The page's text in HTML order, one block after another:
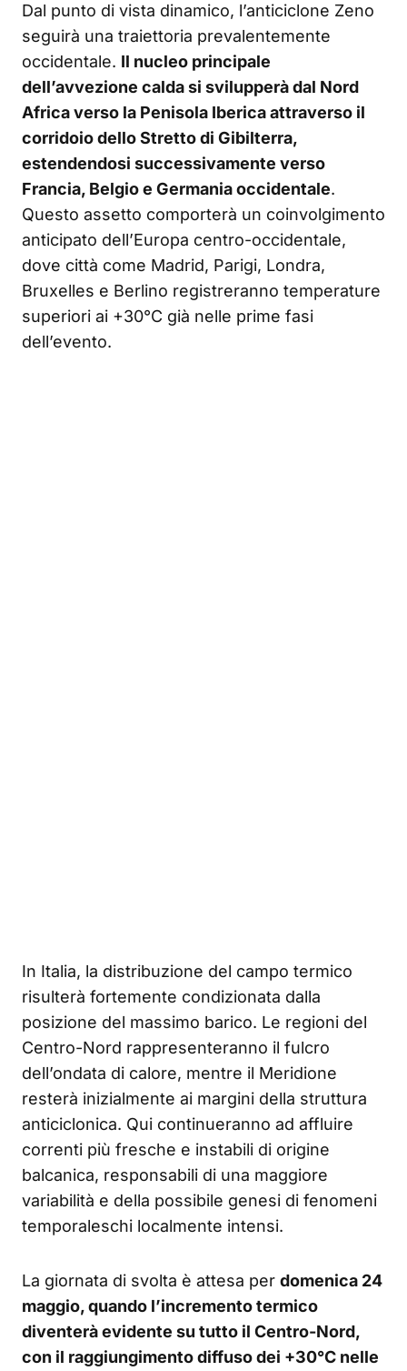
Dal punto di vista dinamico, l’anticiclone Zeno
seguirà una traiettoria prevalentemente
occidentale. Il nucleo principale
dell’avvezione calda si svilupperà dal Nord
Africa verso la Penisola Iberica attraverso il
corridoio dello Stretto di Gibilterra,
estendendosi successivamente verso
Francia, Belgio e Germania occidentale.
Questo assetto comporterà un coinvolgimento
anticipato dell’Europa centro-occidentale,
dove città come Madrid, Parigi, Londra,
Bruxelles e Berlino registreranno temperature
superiori ai +30°C già nelle prime fasi
dell’evento.
In Italia, la distribuzione del campo termico
risulterà fortemente condizionata dalla
posizione del massimo barico. Le regioni del
Centro-Nord rappresenteranno il fulcro
dell’ondata di calore, mentre il Meridione
resterà inizialmente ai margini della struttura
anticiclonica. Qui continueranno ad affluire
correnti più fresche e instabili di origine
balcanica, responsabili di una maggiore
variabilità e della possibile genesi di fenomeni
temporaleschi localmente intensi.
La giornata di svolta è attesa per domenica 24
maggio, quando l’incremento termico
diventerà evidente su tutto il Centro-Nord,
con il raggiungimento diffuso dei +30°C nelle